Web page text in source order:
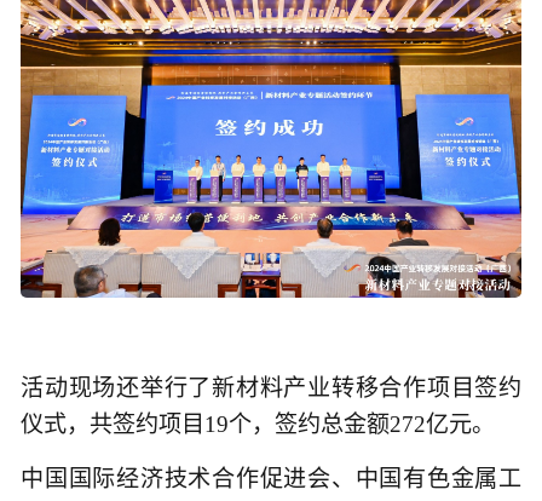
活动现场还举行了新材料产业转移合作项目签约
仪式，共签约项目19个，签约总金额272亿元。
中国国际经济技术合作促进会、中国有色金属工